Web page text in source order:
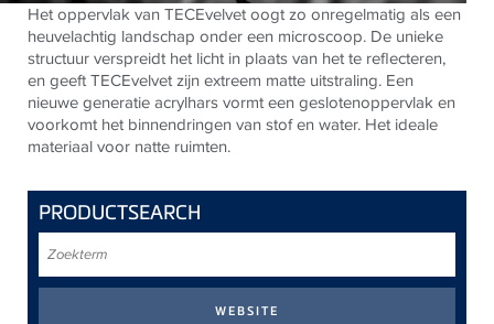
Het oppervlak van TECEvelvet oogt zo onregelmatig als een
heuvelachtig landschap onder een microscoop. De unieke
structuur verspreidt het licht in plaats van het te reflecteren,
en geeft TECEvelvet zijn extreem matte uitstraling. Een
nieuwe generatie acrylhars vormt een geslotenoppervlak en
voorkomt het binnendringen van stof en water. Het ideale
materiaal voor natte ruimten.
PRODUCTSEARCH